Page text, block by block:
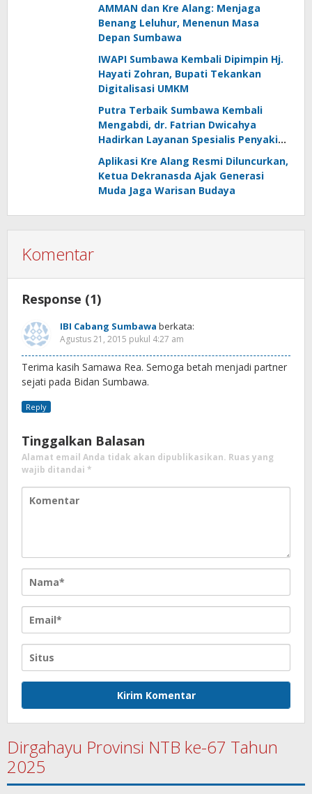
AMMAN dan Kre Alang: Menjaga
Benang Leluhur, Menenun Masa
Depan Sumbawa
IWAPI Sumbawa Kembali Dipimpin Hj.
Hayati Zohran, Bupati Tekankan
Digitalisasi UMKM
Putra Terbaik Sumbawa Kembali
Mengabdi, dr. Fatrian Dwicahya
Hadirkan Layanan Spesialis Penyakit
Aplikasi Kre Alang Resmi Diluncurkan,
Ketua Dekranasda Ajak Generasi
Muda Jaga Warisan Budaya
Komentar
Response (1)
IBI Cabang Sumbawa berkata:
Agustus 21, 2015 pukul 4:27 am
Terima kasih Samawa Rea. Semoga betah menjadi partner
sejati pada Bidan Sumbawa.
Reply
Tinggalkan Balasan
Alamat email Anda tidak akan dipublikasikan. Ruas yang
wajib ditandai *
Dirgahayu Provinsi NTB ke-67 Tahun
2025